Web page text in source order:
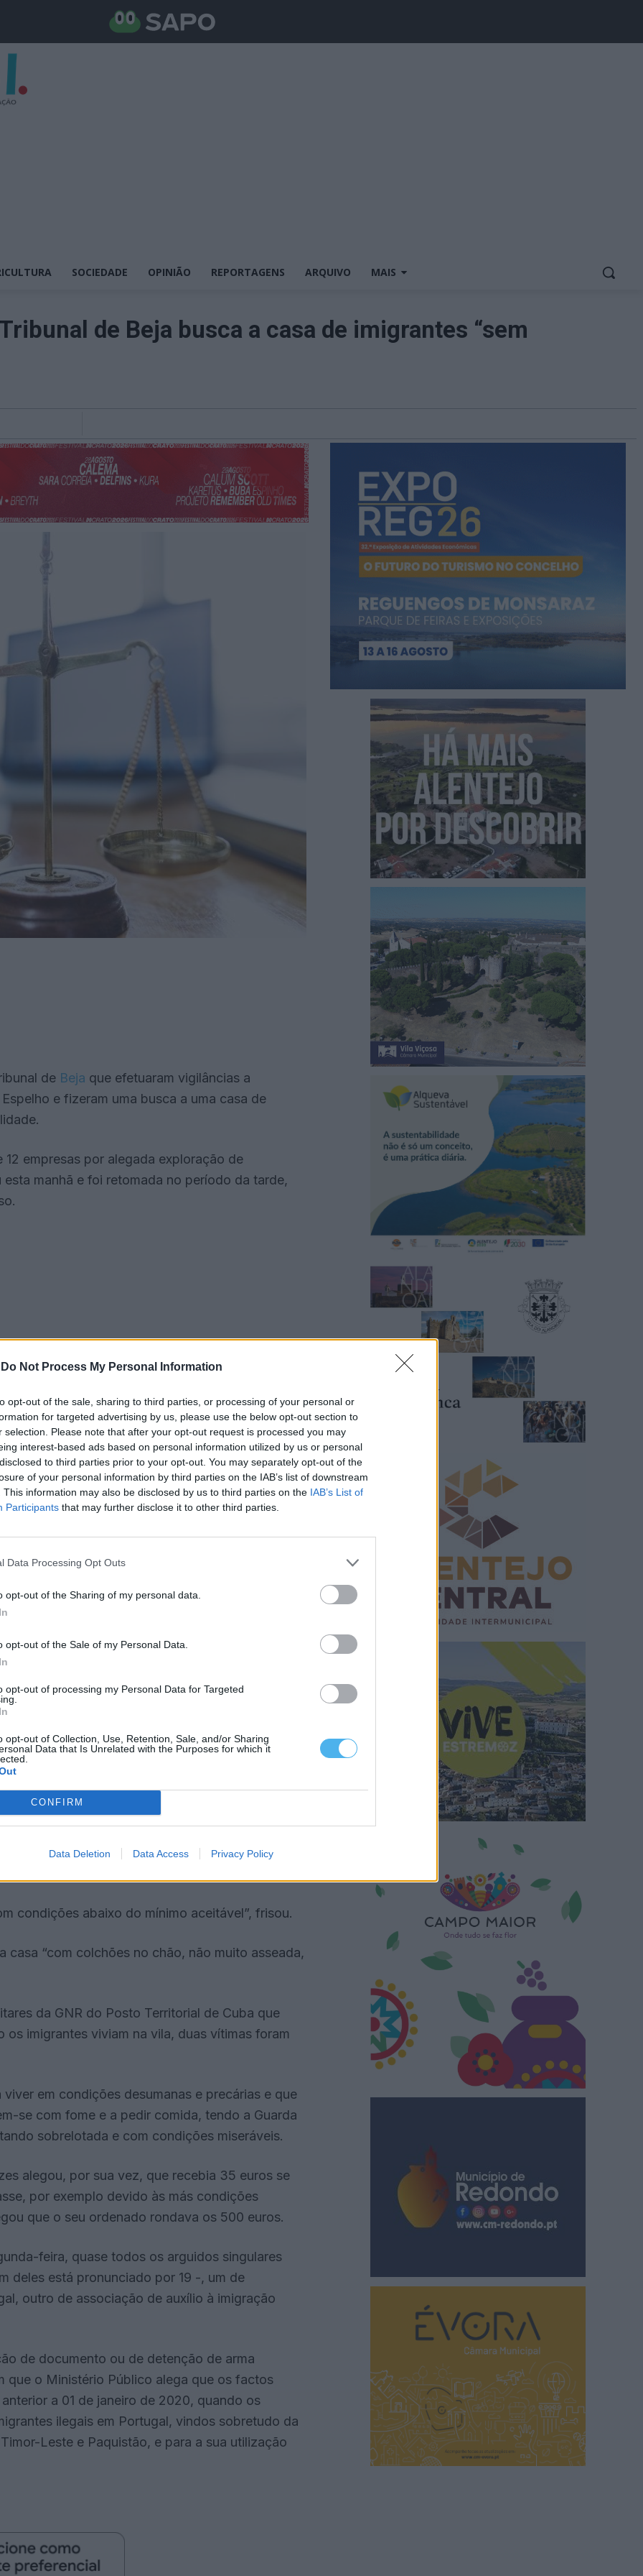
Do Not Process My Personal Information
opt-out of the sale, sharing to third parties, or processing of your personal or
for targeted advertising by us, please use the below opt-out section to
selection. Please note that after your opt-out request is processed you may
interest-based ads based on personal information utilized by us or personal
to third parties prior to your opt-out. You may separately opt-out of the
of your personal information by third parties on the IAB’s list of downstream
This information may also be disclosed by us to third parties on the IAB’s List of
Participants that may further disclose it to other third parties.
Data Processing Opt Outs
opt-out of the Sharing of my personal data.
opt-out of the Sale of my Personal Data.
opt-out of processing my Personal Data for Targeted
opt-out of Collection, Use, Retention, Sale, and/or Sharing
Data that Is Unrelated with the Purposes for which it
CONFIRM
Data Deletion Data Access Privacy Policy
SOCIEDADE OPINIÃO REPORTAGENS ARQUIVO MAIS
de Beja busca a casa de imigrantes “sem
de Beja que efetuaram vigilâncias a
e fizeram uma busca a uma casa de
empresas por alegada exploração de
manhã e foi retomada no período da tarde,
disseram que, no âmbito da Operação Espelho,
de 2023, participaram em diligências
das horas de partida e chegada às casas
e quem as conduzia foram alguns dos
e Serpa foram algumas das povoações alvo das
mas no âmbito do mesmo inquérito, meses
estrangeiros em Serpa, em que referiram ter
que os moradores relataram, “até havia mais
para o trabalho”, afiançou um dos inspetores,
que já não estavam ocupadas e o que nos
com exceção da cozinha e das duas casas
no chão, beliches, azulejos partidos, janelas
condições abaixo do mínimo aceitável”, frisou.
“com colchões no chão, não muito asseada,
da GNR do Posto Territorial de Cuba que
imigrantes viviam na vila, duas vítimas foram
em condições desumanas e precárias e que
se com fome e a pedir comida, tendo a Guarda
sobrelotada e com condições miseráveis.
alegou, por sua vez, que recebia 35 euros se
por exemplo devido às más condições
que o seu ordenado rondava os 500 euros.
feira, quase todos os arguidos singulares
deles está pronunciado por 19 -, um de
outro de associação de auxílio à imigração
de documento ou de detenção de arma
que o Ministério Público alega que os factos
a 01 de janeiro de 2020, quando os
ilegais em Portugal, vindos sobretudo da
Leste e Paquistão, e para a sua utilização